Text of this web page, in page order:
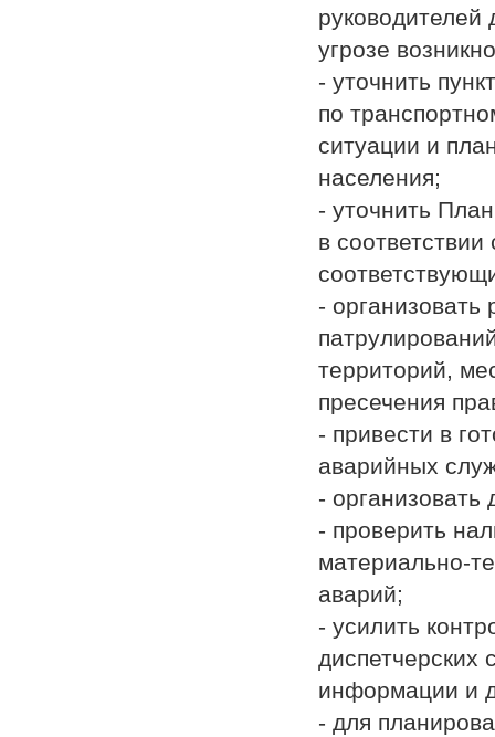
руководителей
угрозе
- уточнить
по
ситуации и
населения;
- уточнить
в
-
территорий,
пресечения
- привести в
аварийных
- организовать
- проверить
материально-
аварий;
- усилить
диспетчерских
информации и
- для